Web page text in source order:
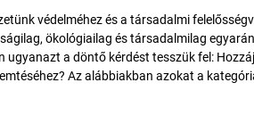
védelméhez és a társadalmi
ökológiailag és társadalmilag
a döntő kérdést tesszük fel:
Az alábbiakban azokat a